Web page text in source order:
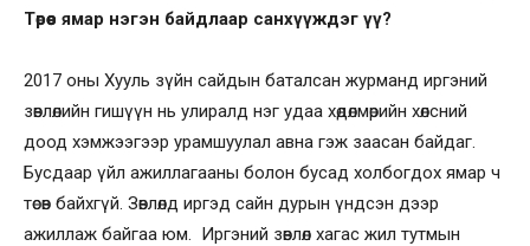
Төрөөс ямар нэгэн байдлаар санхүүждэг үү?
2017 оны Хууль зүйн сайдын баталсан журманд иргэний
зөвлөлийн гишүүн нь улиралд нэг удаа хөдөлмөрийн хөлсний
доод хэмжээгээр урамшуулал авна гэж заасан байдаг.
Бусдаар үйл ажиллагааны болон бусад холбогдох ямар ч
төсөв байхгүй. Зөвлөлд иргэд сайн дурын үндсэн дээр
ажиллаж байгаа юм. Иргэний зөвлөл хагас жил тутмын